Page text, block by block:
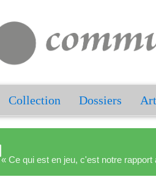
Collection Dossiers
« Ce qui est en jeu, c'est notre